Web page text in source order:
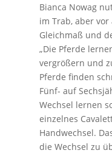
Bianca Nowag
im Trab, aber
Gleichmaß und
„Die Pferde
vergrößern und
Pferde finden
Fünf- auf
Wechsel lernen
einzelnes
Handwechsel.
die Wechsel zu